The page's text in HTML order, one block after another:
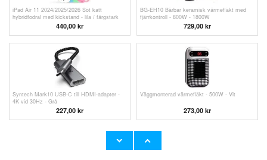
iPad Air 11 2024/2025/2026 Söt katt
hybridfodral med kickstand - lila / färgstark
440,00 kr
BG-EH10 Bärbar keramisk värmefläkt med
fjärrkontroll - 800W - 1800W
729,00 kr
Syntech Mark10 USB-C till HDMI-adapter -
4K vid 30Hz - Grå
227,00 kr
Väggmonterad värmefläkt - 500W - Vit
273,00 kr